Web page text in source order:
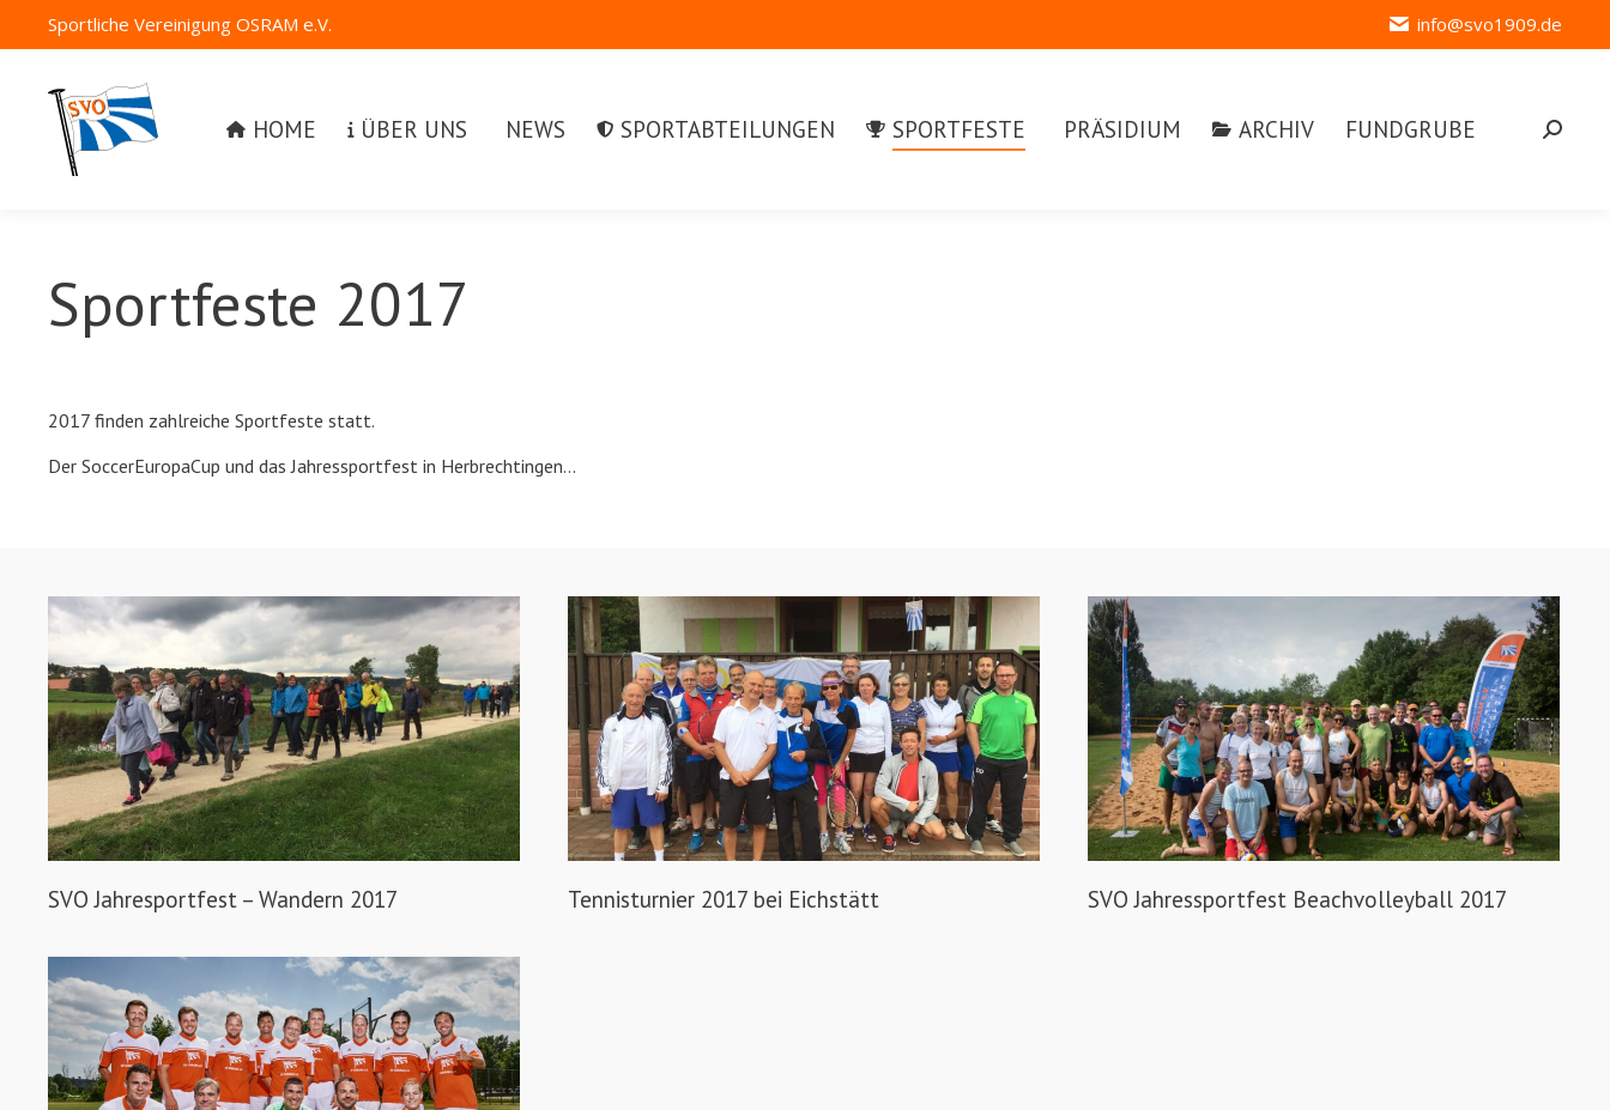
Sportliche Vereinigung OSRAM e.V. info@svo1909.de
HOME ÜBER UNS NEWS SPORTABTEILUNGEN SPORTFESTE PRÄSIDIUM ARCHIV FUNDGRUBE Search:
Sportfeste 2017
2017 finden zahlreiche Sportfeste statt.
Der SoccerEuropaCup und das Jahressportfest in Herbrechtingen…
SVO Jahresportfest – Wandern 2017 Tennisturnier 2017 bei Eichstätt SVO Jahressportfest Beachvolleyball 2017
HOME ÜBER UNS NEWS SPORTABTEILUNGEN SPORTFESTE PRÄSIDIUM ARCHIV FUNDGRUBE Search: